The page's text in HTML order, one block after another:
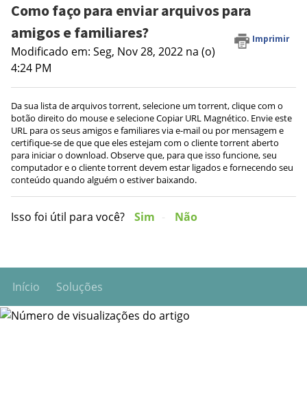
Como faço para enviar arquivos para
amigos e familiares?
Imprimir
Modificado em: Seg, Nov 28, 2022 na (o)
4:24 PM
Da sua lista de arquivos torrent, selecione um torrent, clique com o
botão direito do mouse e selecione Copiar URL Magnético. Envie este
URL para os seus amigos e familiares via e-mail ou por mensagem e
certifique-se de que que eles estejam com o cliente torrent aberto
para iniciar o download. Observe que, para que isso funcione, seu
computador e o cliente torrent devem estar ligados e fornecendo seu
conteúdo quando alguém o estiver baixando.
Isso foi útil para você? Sim Não
Início Soluções